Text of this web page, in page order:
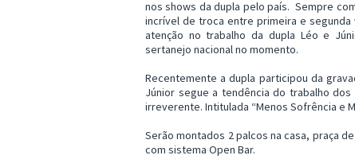
nos shows da dupla pelo país. Sempre
incrível de troca entre primeira e segunda
atenção no trabalho da dupla Léo e
sertanejo nacional no momento.
Recentemente a dupla participou da
Júnior segue a tendência do trabalho
irreverente. Intitulada “Menos Sofrência e
Serão montados 2 palcos na casa, praça
com sistema Open Bar.